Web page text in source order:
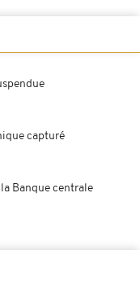
capturé
Banque centrale